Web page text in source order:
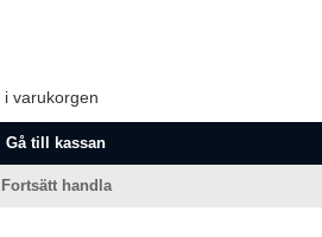
varukorgen
Gå till kassan
Fortsätt handla